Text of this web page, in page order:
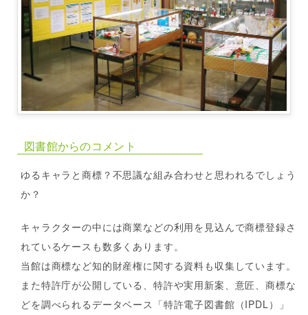
図書館からのコメント
ゆるキャラと商標？不思議な組み合わせと思われるでしょう
か？
キャラクターの中には商業などの利用を見込んで商標登録さ
れているケースも数多くあります。
当館は商標など知的財産権に関する資料も収集しています。
また特許庁が公開している、特許や実用新案、意匠、商標な
どを調べられるデータベース「特許電子図書館（IPDL）」